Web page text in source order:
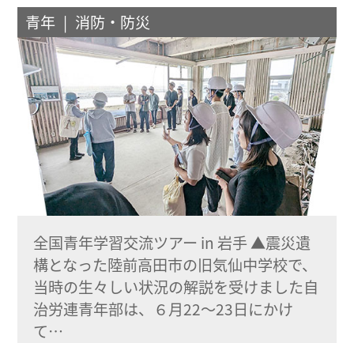
青年 消防・防災
全国青年学習交流ツアー in 岩手 ▲震災遺
構となった陸前高田市の旧気仙中学校で、
当時の生々しい状況の解説を受けました自
治労連青年部は、６月22～23日にかけ
て…